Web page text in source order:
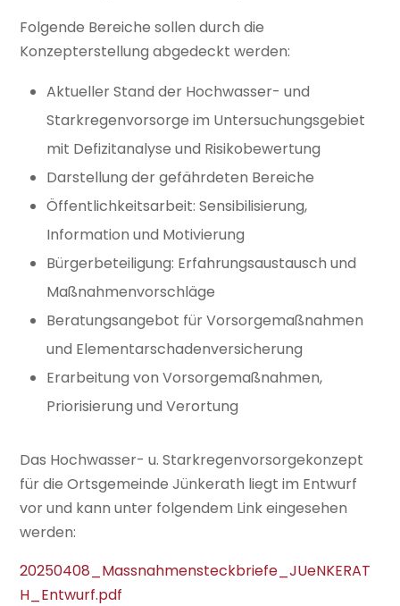
Folgende Bereiche sollen durch die
Konzepterstellung abgedeckt werden:
Aktueller Stand der Hochwasser- und
Starkregenvorsorge im Untersuchungsgebiet
mit Defizitanalyse und Risikobewertung
Darstellung der gefährdeten Bereiche
Öffentlichkeitsarbeit: Sensibilisierung,
Information und Motivierung
Bürgerbeteiligung: Erfahrungsaustausch und
Maßnahmenvorschläge
Beratungsangebot für Vorsorgemaßnahmen
und Elementarschadenversicherung
Erarbeitung von Vorsorgemaßnahmen,
Priorisierung und Verortung
Das Hochwasser- u. Starkregenvorsorgekonzept
für die Ortsgemeinde Jünkerath liegt im Entwurf
vor und kann unter folgendem Link eingesehen
werden:
20250408_Massnahmensteckbriefe_JUeNKERAT
H_Entwurf.pdf